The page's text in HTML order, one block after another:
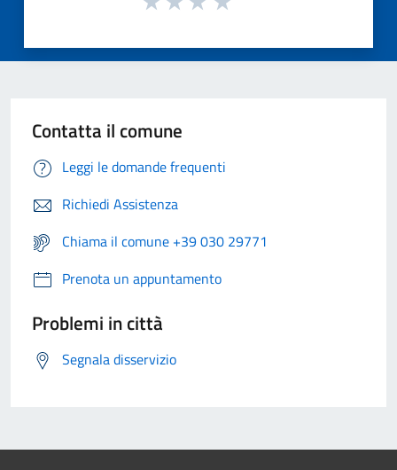
Contatta il comune
Leggi le domande frequenti
Richiedi Assistenza
Chiama il comune +39 030 29771
Prenota un appuntamento
Problemi in città
Segnala disservizio